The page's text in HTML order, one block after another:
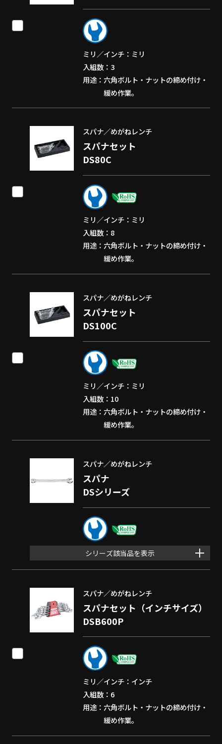
ミリ／インチ
ミリ
入組数
3
用途
六角ボルト・ナットの締め付け・
緩め作業。
スパナ／めがねレンチ
スパナセット
DS80C
ミリ／インチ
ミリ
入組数
8
用途
六角ボルト・ナットの締め付け・
緩め作業。
スパナ／めがねレンチ
スパナセット
DS100C
ミリ／インチ
ミリ
入組数
10
用途
六角ボルト・ナットの締め付け・
緩め作業。
スパナ／めがねレンチ
スパナ
DSシリーズ
シリーズ該当品を表示
スパナ／めがねレンチ
スパナセット（インチサイズ）
DSB600P
ミリ／インチ
インチ
入組数
6
用途
六角ボルト・ナットの締め付け・
緩め作業。